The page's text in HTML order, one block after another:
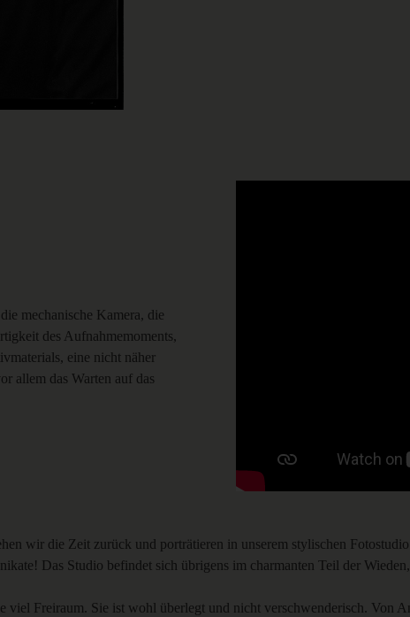
mechanische Kamera, die
des Aufnahmemoments,
eine nicht näher
allem das Warten auf das
wir die Zeit zurück und porträtieren in unserem stylischen
Das Studio befindet sich übrigens im charmanten Teil der
viel Freiraum. Sie ist wohl überlegt und nicht verschwenderisch. Von